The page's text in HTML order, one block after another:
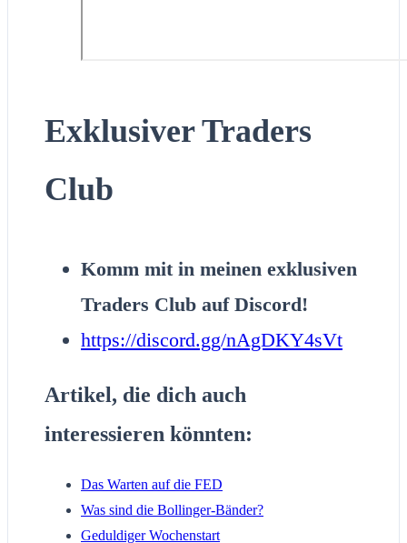
Exklusiver Traders
Club
Komm mit in meinen exklusiven
Traders Club auf Discord!
https://discord.gg/nAgDKY4sVt
Artikel, die dich auch
interessieren könnten:
Das Warten auf die FED
Was sind die Bollinger-Bänder?
Geduldiger Wochenstart